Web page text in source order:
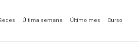
Última semana Último mes Curso